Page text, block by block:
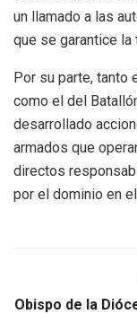
un llamado a las
que se garantice la
Por su parte, tanto
como el del
desarrollado
armados que
directos
por el dominio en
Obispo de la